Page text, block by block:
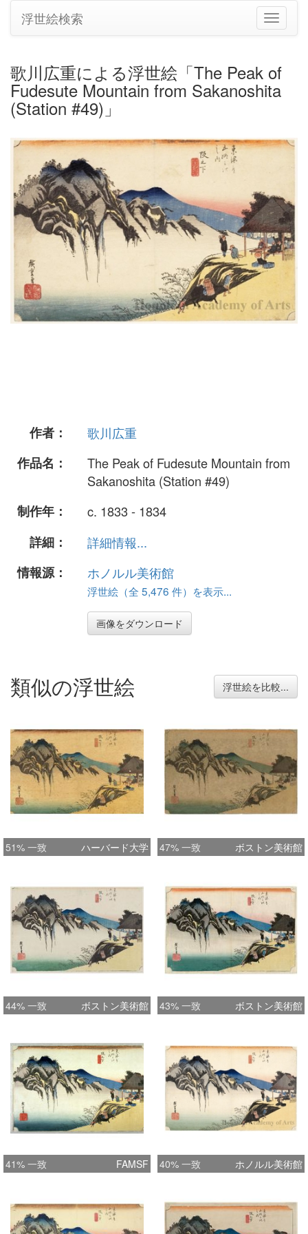
ナ
ビ
シ
ョ
り
浮世絵検索
歌川広重による浮世絵「The Peak of
Fudesute Mountain from Sakanoshita
(Station #49)」
作者：
歌川広重
作品名：
The Peak of Fudesute Mountain from
Sakanoshita (Station #49)
制作年：
c. 1833 - 1834
詳細：
詳細情報...
情報源：
ホノルル美術館
浮世絵（全 5,476 件）を表示...
画像をダウンロード
類似の浮世絵 浮世絵を比較...
51% 一致 ハーバード大学 47% 一致 ボストン美術館
44% 一致 ボストン美術館 43% 一致 ボストン美術館
41% 一致 FAMSF 40% 一致 ホノルル美術館